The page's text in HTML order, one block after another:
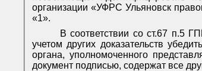
организации «УФРС Ульяновск
«1».
В соответствии со ст.67 п.5
учетом других доказательств
органа, уполномоченного
документ подписью, содержат все